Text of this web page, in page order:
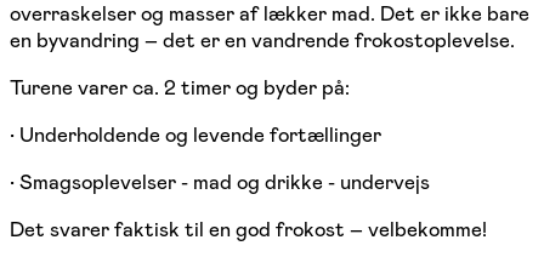
overraskelser og masser af lækker mad. Det er ikke bare
en byvandring – det er en vandrende frokostoplevelse.
Turene varer ca. 2 timer og byder på:
• Underholdende og levende fortællinger
• Smagsoplevelser - mad og drikke - undervejs
Det svarer faktisk til en god frokost – velbekomme!